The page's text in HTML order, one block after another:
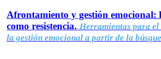
Afrontamiento y gestión emocional:
como resistencia. Herramientas para
la gestión emocional a partir de la